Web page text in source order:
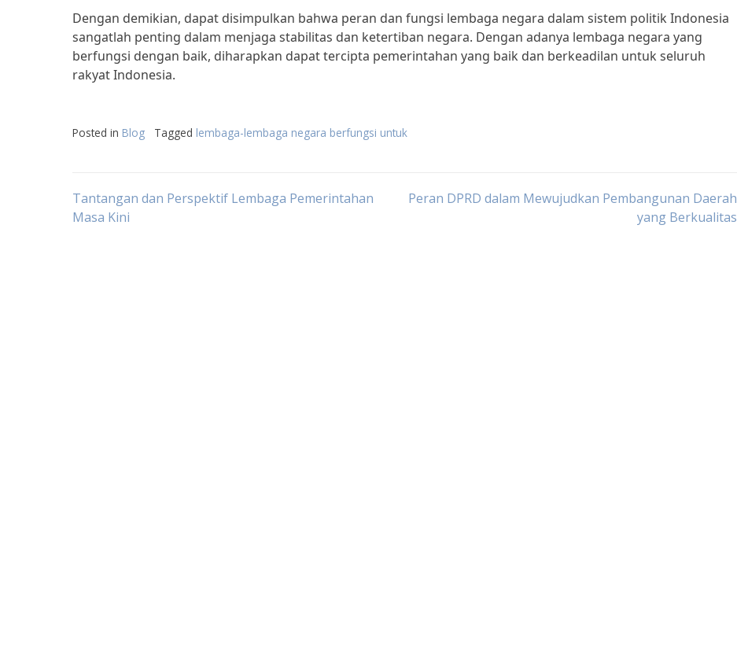
Dengan demikian, dapat disimpulkan bahwa peran dan fungsi lembaga negara dalam sistem politik Indonesia
sangatlah penting dalam menjaga stabilitas dan ketertiban negara. Dengan adanya lembaga negara yang
berfungsi dengan baik, diharapkan dapat tercipta pemerintahan yang baik dan berkeadilan untuk seluruh
rakyat Indonesia.
Posted in Blog Tagged lembaga-lembaga negara berfungsi untuk
Post
Tantangan dan Perspektif Lembaga Pemerintahan
Masa Kini
Peran DPRD dalam Mewujudkan Pembangunan Daerah
yang Berkualitas